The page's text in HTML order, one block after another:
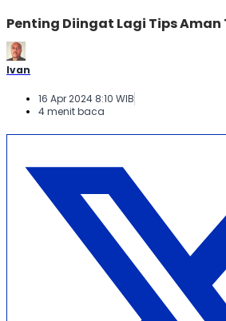
Penting Diingat Lagi Tips Aman
Ivan
16 Apr 2024 8:10 WIB
4 menit baca